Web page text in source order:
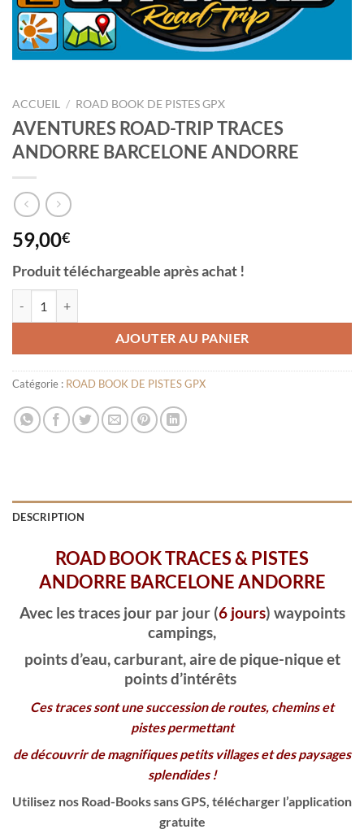
ACCUEIL / ROAD BOOK DE PISTES GPX
AVENTURES ROAD-TRIP TRACES
ANDORRE BARCELONE ANDORRE
59,00€
Produit téléchargeable après achat !
AJOUTER AU PANIER
Catégorie : ROAD BOOK DE PISTES GPX
DESCRIPTION
ROAD BOOK TRACES & PISTES
ANDORRE BARCELONE ANDORRE
Avec les traces jour par jour (6 jours) waypoints
campings,
points d’eau, carburant, aire de pique-niqueet
points d’intérêts
Ces traces sont une succession de routes, chemins et
pistes permettant
de découvrir de magnifiques petits villages et des paysages
splendides !
Utilisez nos Road-Books sans GPS, télécharger l’application
gratuite